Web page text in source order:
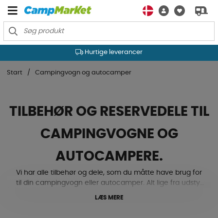
Hurtige leverancer
Start Campingvogn og autocamper
TILBEHØR OG RESERVEDELE TIL
CAMPINGVOGNE OG
AUTOCAMPERE.
Vi har alle tilbehør og dele, som du måtte have brug for
til din campingvogn eller autocamper. Alt lige fra udstyr
LÆS MERE